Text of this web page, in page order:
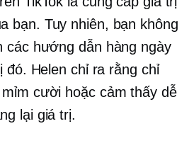
bạn. Tuy nhiên, bạn không
các hướng dẫn hàng ngày
đó. Helen chỉ ra rằng chỉ
cười hoặc cảm thấy dễ
lại giá trị.